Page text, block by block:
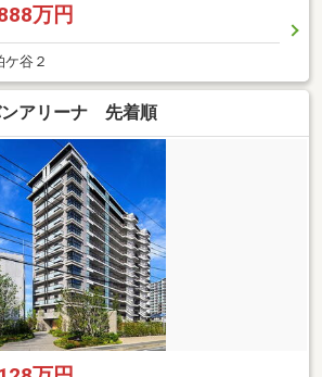
万円
谷２
ンアリーナ 先着順